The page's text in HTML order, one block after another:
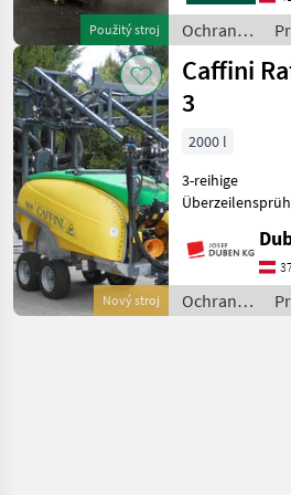
Použitý stroj
Teilbreiten,
Beleuchtung
Ochrana
rastlín /
Caffini
Nový stroj
Caffini
3
2000 l
3-reihige
Breitreifen 23/
Ochrana
rastlín /